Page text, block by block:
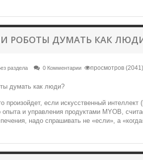
РОБОТЫ ДУМАТЬ КАК
раздела 0 Комментарии просмотров (2041)
произойдет, если искусственный
опыта и управления продуктами MYOB,
надо спрашивать не «если», а